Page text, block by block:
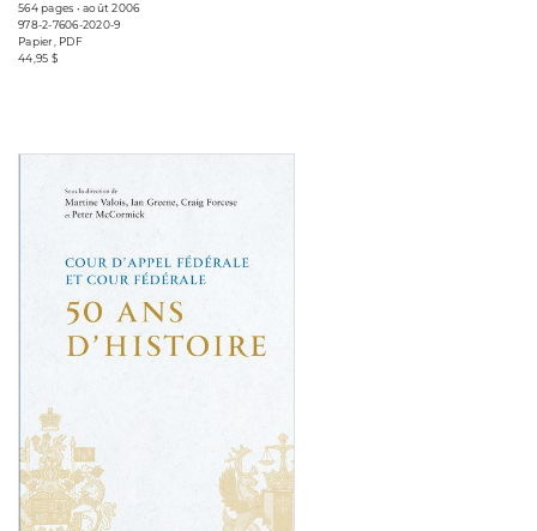
564 pages • août 2006
978-2-7606-2020-9
Papier, PDF
44,95 $